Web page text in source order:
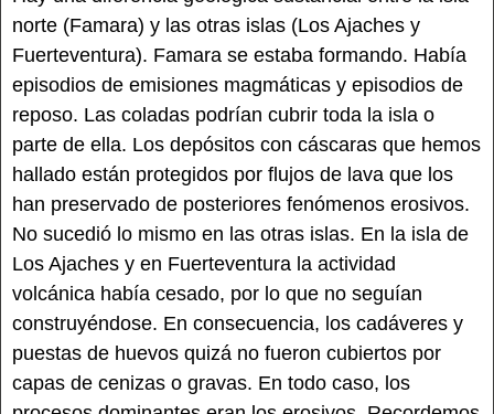
norte (Famara) y las otras islas (Los Ajaches y
Fuerteventura). Famara se estaba formando. Había
episodios de emisiones magmáticas y episodios de
reposo. Las coladas podrían cubrir toda la isla o
parte de ella. Los depósitos con cáscaras que hemos
hallado están protegidos por flujos de lava que los
han preservado de posteriores fenómenos erosivos.
No sucedió lo mismo en las otras islas. En la isla de
Los Ajaches y en Fuerteventura la actividad
volcánica había cesado, por lo que no seguían
construyéndose. En consecuencia, los cadáveres y
puestas de huevos quizá no fueron cubiertos por
capas de cenizas o gravas. En todo caso, los